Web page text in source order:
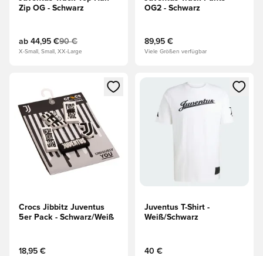
Zip OG - Schwarz
ab 44,95 €90 €
X-Small, Small, XX-Large
OG2 - Schwarz
89,95 €
Viele Größen verfügbar
Öffnet ein neues Fenster zum Anmelden oder Registrieren
Crocs Jibbitz Juventus
5er Pack - Schwarz/Weiß
18,95 €
Öffnet ein neues Fenster
Juventus T-Shirt -
Weiß/Schwarz
40 €